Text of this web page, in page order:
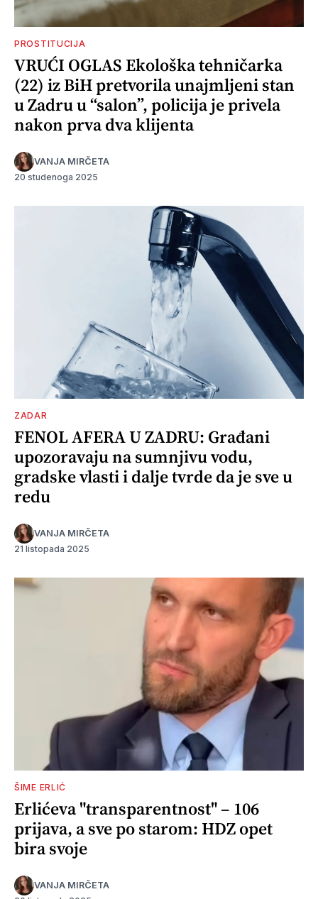
PROSTITUCIJA
VRUĆI OGLAS Ekološka tehničarka
(22) iz BiH pretvorila unajmljeni stan
u Zadru u “salon”, policija je privela
nakon prva dva klijenta
VANJA MIRČETA
20 studenoga 2025
ZADAR
FENOL AFERA U ZADRU: Građani
upozoravaju na sumnjivu vodu,
gradske vlasti i dalje tvrde da je sve u
redu
VANJA MIRČETA
21 listopada 2025
ŠIME ERLIĆ
Erlićeva "transparentnost" – 106
prijava, a sve po starom: HDZ opet
bira svoje
VANJA MIRČETA